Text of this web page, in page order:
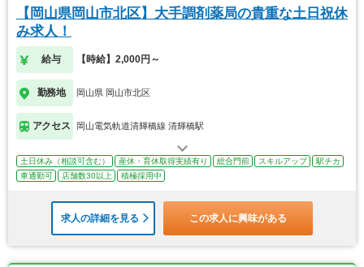
【岡山県岡山市北区】大手調剤薬局の貴重な土日祝休
み求人！
給与 【時給】2,000円～
勤務地 岡山県 岡山市北区
アクセス 岡山電気軌道清輝橋線 清輝橋駅
土日休み（相談可含む） 産休・育休取得実績有り 総合門前 スキルアップ
駅チカ
車通勤可
店舗数30以上 積極採用中
求人の詳細を見る この求人に興味がある